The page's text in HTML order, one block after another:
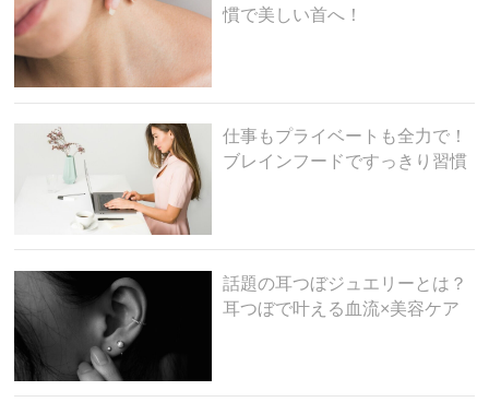
慣で美しい首へ！
仕事もプライベートも全力で！
ブレインフードですっきり習慣
話題の耳つぼジュエリーとは？
耳つぼで叶える血流×美容ケア